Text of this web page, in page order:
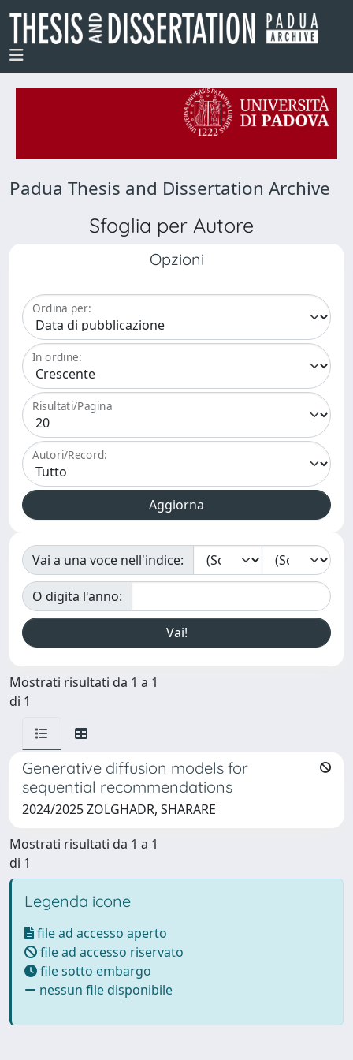
Padua Thesis and Dissertation Archive
Sfoglia per Autore
Opzioni
Ordina per:
In ordine:
Risultati/Pagina
Autori/Record:
Vai a una voce nell'indice:
O digita l'anno:
Mostrati risultati da 1 a 1
di 1
Generative diffusion models for
sequential recommendations
2024/2025 ZOLGHADR, SHARARE
Mostrati risultati da 1 a 1
di 1
Legenda icone
file ad accesso aperto
file ad accesso riservato
file sotto embargo
nessun file disponibile